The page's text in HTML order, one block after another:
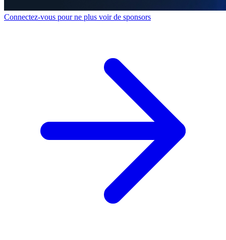
Connectez-vous pour ne plus voir de sponsors